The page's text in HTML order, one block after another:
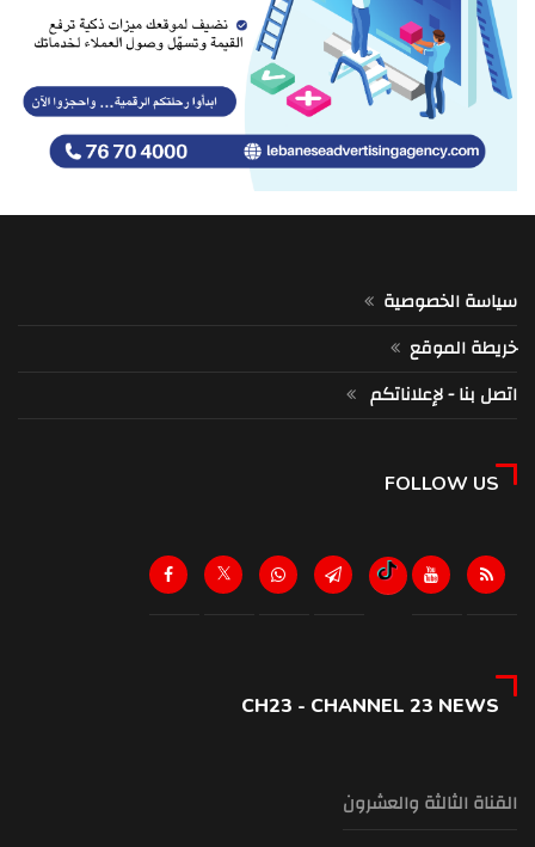
سياسة الخصوصية
خريطة الموقع
اتصل بنا - لإعلاناتكم
FOLLOW US
CH23 - CHANNEL 23 NEWS
القناة الثالثة والعشرون